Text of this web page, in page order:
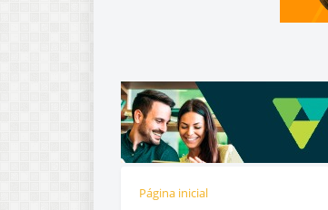
Página inicial